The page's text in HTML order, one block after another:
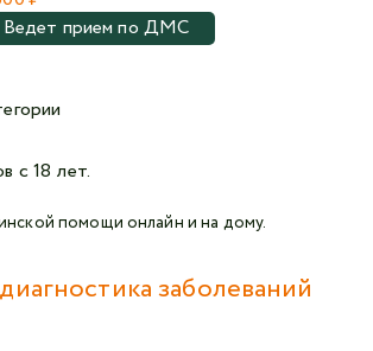
Ведет прием по ДМС
с 18 лет.
помощи онлайн и на дому.
заболеваний
данную форму,
данных СМК «Медгард»